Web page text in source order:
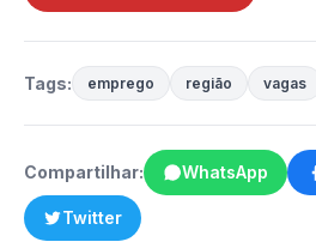
Tags: emprego região vagas
Compartilhar: WhatsApp
Twitter